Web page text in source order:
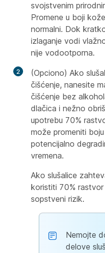
svojstvenim
Promene u boji
normalni. Dok
izlaganje vodi
nije vodootporna.
2
(Opciono) Ako
čišćenje, nanesite
čišćenje bez
dlačica i nežno
upotrebu 70%
može promeniti
potencijalno
vremena.
Ako slušalice
koristiti 70%
sopstveni rizik.
Nemojte
delove